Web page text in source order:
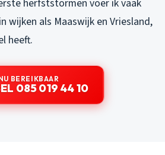
herfststormen voer ik vaak
wijken als Maaswijk en Vriesland,
heeft.
BEREIKBAAR
085 019 44 10